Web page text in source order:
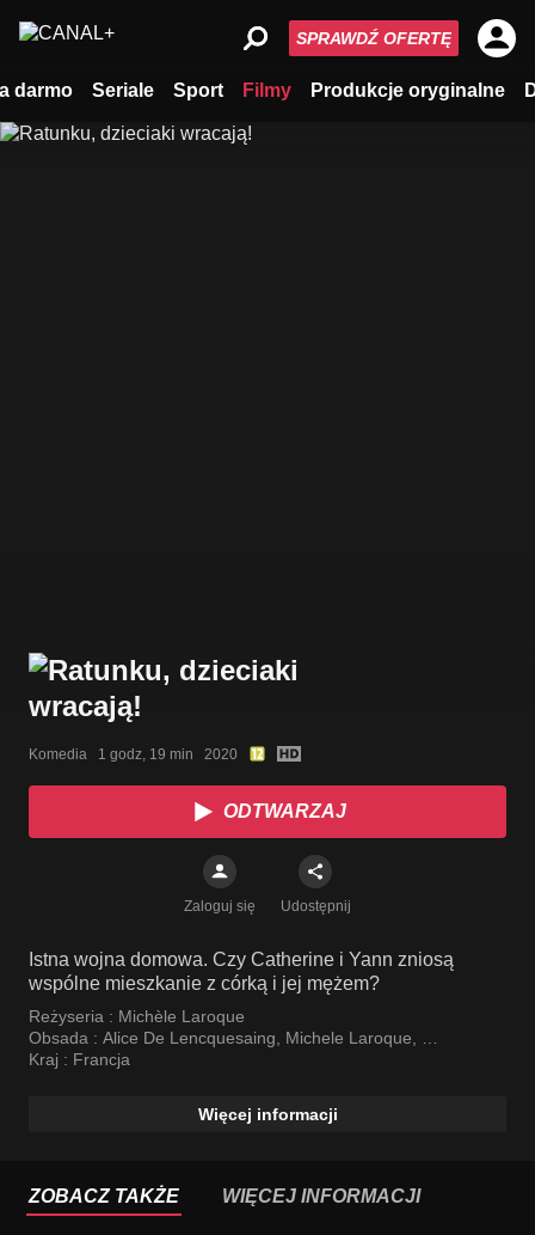
darmo Seriale Sport Filmy Produkcje oryginalne
SPRAWDŹ OFERTĘ
Komedia   1 godz, 19 min   2020
ODTWARZAJ
Zaloguj się Udostępnij
Istna wojna domowa. Czy Catherine i Yann zniosą
wspólne mieszkanie z córką i jej mężem?
Reżyseria : Michèle Laroque
Obsada : Alice De Lencquesaing, Michele Laroque,
Stéphane De Groodt
Kraj : Francja
Więcej informacji
ZOBACZ TAKŻE WIĘCEJ INFORMACJI